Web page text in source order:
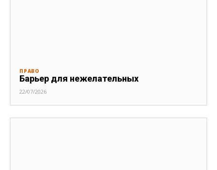
ПРАВО
Барьер для нежелательных
22/07/2026